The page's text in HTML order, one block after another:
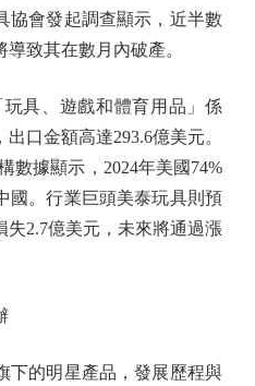
協會發起調查顯示，近半數
致其在數月內破產。
具、遊戲和體育用品」係
口金額高達293.6億美元。
數據顯示，2024年美國74%
國。行業巨頭美泰玩具則預
2.7億美元，未來將通過漲
的明星產品，發展歷程與